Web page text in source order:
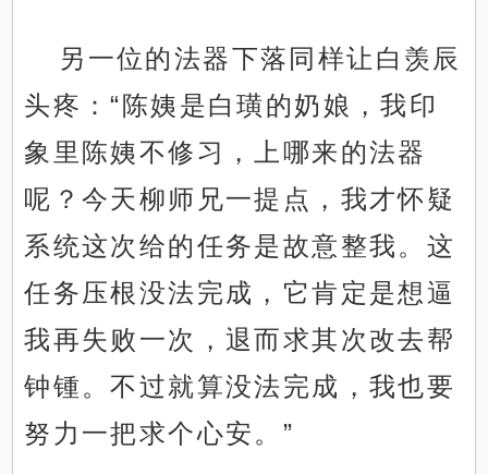
另一位的法器下落同样让白羡辰
头疼：“陈姨是白璜的奶娘，我印
象里陈姨不修习，上哪来的法器
呢？今天柳师兄一提点，我才怀疑
系统这次给的任务是故意整我。这
任务压根没法完成，它肯定是想逼
我再失败一次，退而求其次改去帮
钟锺。不过就算没法完成，我也要
努力一把求个心安。”